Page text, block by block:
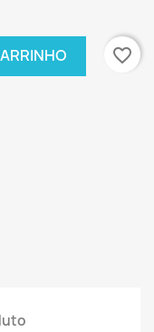
favorite_border